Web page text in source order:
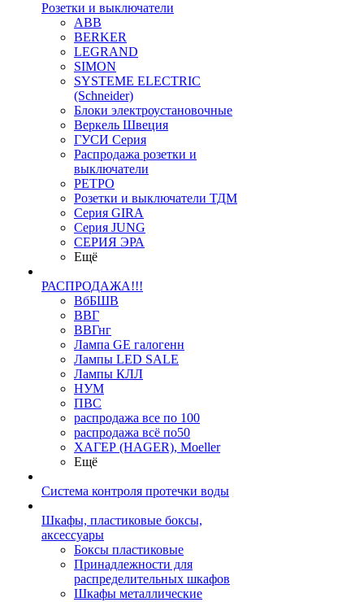
Розетки и выключатели
ABB
BERKER
LEGRAND
SIMON
SYSTEME ELECTRIC
(Schneider)
Блоки электроустановочные
Веркель Швеция
ГУСИ Серия
Распродажа розетки и
выключатели
РЕТРО
Розетки и выключатели ТДМ
Серия GIRA
Серия JUNG
СЕРИЯ ЭРА
Ещё
РАСПРОДАЖА!!!
ВбБШВ
ВВГ
ВВГнг
Лампа GE галогенн
Лампы LED SALE
Лампы КЛЛ
НУМ
ПВС
распродажа все по 100
распродажа всё по50
ХАГЕР (HAGER), Moeller
Ещё
Система контроля протечки воды
Шкафы, пластиковые боксы,
аксессуары
Боксы пластиковые
Принадлежности для
распределительных шкафов
Шкафы металлические